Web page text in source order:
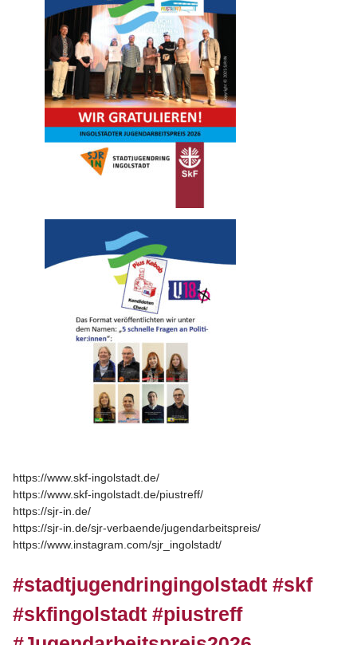
https://www.skf-ingolstadt.de/
https://www.skf-ingolstadt.de/piustreff/
https://sjr-in.de/
https://sjr-in.de/sjr-verbaende/jugendarbeitspreis/
https://www.instagram.com/sjr_ingolstadt/
#stadtjugendringingolstadt #skf
#skfingolstadt #piustreff